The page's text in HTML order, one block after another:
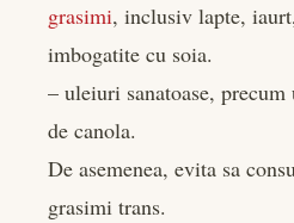
grasimi, inclusiv lapte,
imbogatite cu soia.
– uleiuri sanatoase,
de canola.
De asemenea, evita sa
grasimi trans.